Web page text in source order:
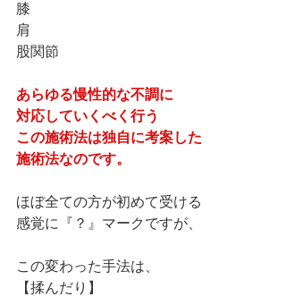
膝
肩
股関節
あらゆる慢性的な不調に
対応していくべく行う
この施術法は独自に考案した
施術法なのです。
ほぼ全ての方が初めて受ける
感覚に『？』マークですが、
この変わった手法は、
【揉んだり】